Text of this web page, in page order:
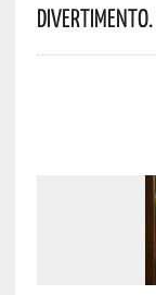
Divertimento.